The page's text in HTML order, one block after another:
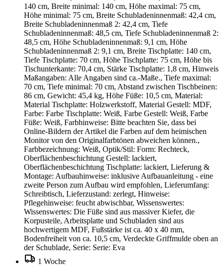
140 cm, Breite minimal: 140 cm, Höhe maximal: 75 cm,
Höhe minimal: 75 cm, Breite Schubladeninnenmaß: 42,4 cm,
Breite Schubladeninnenmaß 2: 42,4 cm, Tiefe
Schubladeninnenmaß: 48,5 cm, Tiefe Schubladeninnenmaß 2:
48,5 cm, Höhe Schubladeninnenmaß: 9,1 cm, Höhe
Schubladeninnenmaß 2: 9,1 cm, Breite Tischplatte: 140 cm,
Tiefe Tischplatte: 70 cm, Höhe Tischplatte: 75 cm, Höhe bis
Tischunterkante: 70,4 cm, Stärke Tischplatte: 1,8 cm, Hinweis
Maßangaben: Alle Angaben sind ca.-Maße., Tiefe maximal:
70 cm, Tiefe minimal: 70 cm, Abstand zwischen Tischbeinen:
86 cm, Gewicht: 45,4 kg, Höhe Füße: 10,5 cm, Material:
Material Tischplatte: Holzwerkstoff, Material Gestell: MDF,
Farbe: Farbe Tischplatte: Weiß, Farbe Gestell: Weiß, Farbe
Füße: Weiß, Farbhinweise: Bitte beachten Sie, dass bei
Online-Bildern der Artikel die Farben auf dem heimischen
Monitor von den Originalfarbtönen abweichen können.,
Farbbezeichnung: Weiß, Optik/Stil: Form: Rechteck,
Oberflächenbeschichtung Gestell: lackiert,
Oberflächenbeschichtung Tischplatte: lackiert, Lieferung &
Montage: Aufbauhinweise: inklusive Aufbauanleitung - eine
zweite Person zum Aufbau wird empfohlen, Lieferumfang:
Schreibtisch, Lieferzustand: zerlegt, Hinweise:
Pflegehinweise: feucht abwischbar, Wissenswertes:
Wissenswertes: Die Füße sind aus massiver Kiefer, die
Korpusteile, Arbeitsplatte und Schubladen sind aus
hochwertigem MDF, Fußstärke ist ca. 40 x 40 mm,
Bodenfreiheit von ca. 10,5 cm, Verdeckte Griffmulde oben an
der Schublade, Serie: Serie: Eva
1 Woche